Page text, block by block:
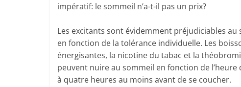
impératif: le sommeil n’a-t-il pas un prix?
Les excitants sont évidemment préjudiciables au
en fonction de la tolérance individuelle. Les
énergisantes, la nicotine du tabac et la
peuvent nuire au sommeil en fonction de
à quatre heures au moins avant de se coucher.